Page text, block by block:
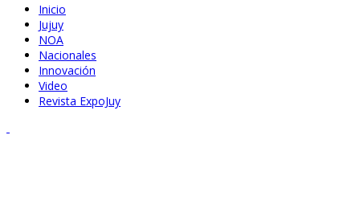
Inicio
Jujuy
NOA
Nacionales
Innovación
Video
Revista ExpoJuy